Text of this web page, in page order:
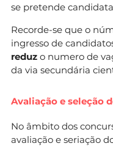
se pretende
Recorde-se que o
ingresso de
reduz o numero de
da via secundária
Avaliação e seleção
No âmbito dos
avaliação e seriação